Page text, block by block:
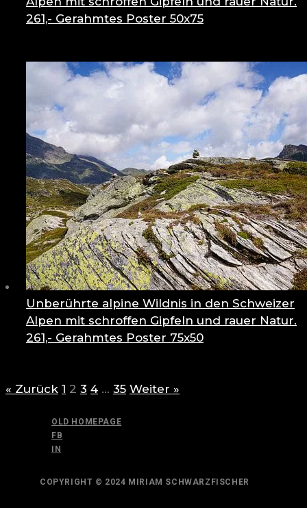
261,- Gerahmtes Poster 50x75
Unberührte alpine Wildnis in den Schweizer
Alpen mit schroffen Gipfeln und rauer Natur.
261,- Gerahmtes Poster 75x50
« Zurück 1 2 3 4 … 35 Weiter »
OLD HOMEPAGE
FB
IN
COPYRIGHT © 2024 MIRIAM SCHWARZFISCHER